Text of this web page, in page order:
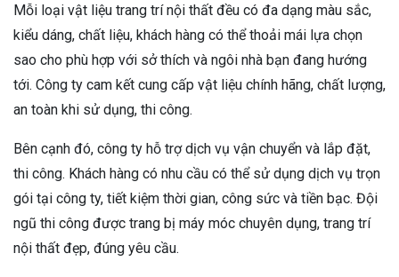
Mỗi loại vật liệu trang trí nội thất đều có đa dạng màu sắc,
kiểu dáng, chất liệu, khách hàng có thể thoải mái lựa chọn
sao cho phù hợp với sở thích và ngôi nhà bạn đang hướng
tới. Công ty cam kết cung cấp vật liệu chính hãng, chất lượng,
an toàn khi sử dụng, thi công.
Bên cạnh đó, công ty hỗ trợ dịch vụ vận chuyển và lắp đặt,
thi công. Khách hàng có nhu cầu có thể sử dụng dịch vụ trọn
gói tại công ty, tiết kiệm thời gian, công sức và tiền bạc. Đội
ngũ thi công được trang bị máy móc chuyên dụng, trang trí
nội thất đẹp, đúng yêu cầu.